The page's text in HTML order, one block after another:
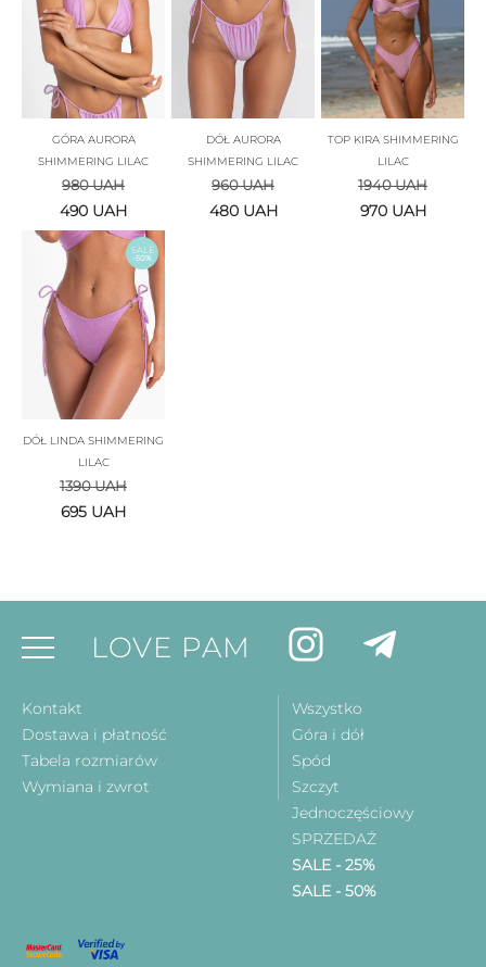
GÓRA AURORA
SHIMMERING LILAC
980UAH
490 UAH
DÓŁ AURORA
SHIMMERING LILAC
960UAH
480 UAH
TOP KIRA SHIMMERING
LILAC
1940UAH
970 UAH
SALE
-50%
DÓŁ LINDA SHIMMERING
LILAC
1390UAH
695 UAH
LOVE PAM
Kontakt
Dostawa i płatność
Tabela rozmiarów
Wymiana i zwrot
Wszystko
Góra i dół
Spód
Szczyt
Jednoczęściowy
SPRZEDAŻ
SALE - 25%
SALE - 50%